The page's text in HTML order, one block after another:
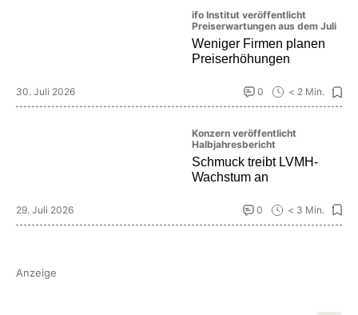
ifo Institut veröffentlicht
Preiserwartungen aus dem Juli
Weniger Firmen planen
Preiserhöhungen
30. Juli 2026 0 < 2 Min.
Konzern veröffentlicht
Halbjahresbericht
Schmuck treibt LVMH-
Wachstum an
29. Juli 2026 0 < 3 Min.
Anzeige